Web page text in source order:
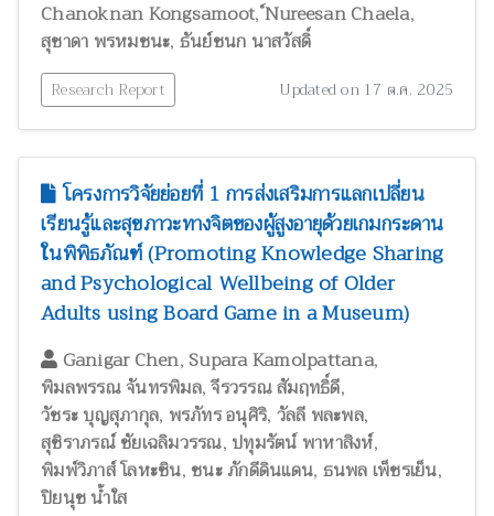
Chanoknan Kongsamoot,์Nureesan Chaela,
สุชาดา พรหมชนะ, ธันย์ชนก นาสวัสดิ์
Research Report Updated on 17 ต.ค. 2025
โครงการวิจัยย่อยที่ 1 การส่งเสริมการแลกเปลี่ยน
เรียนรู้และสุขภาวะทางจิตของผู้สูงอายุด้วยเกมกระดาน
ในพิพิธภัณฑ์ (Promoting Knowledge Sharing
and Psychological Wellbeing of Older
Adults using Board Game in a Museum)
Ganigar Chen, Supara Kamolpattana,
พิมลพรรณ จันทรพิมล,จีรวรรณ สัมฤทธิ์ดี,
วัชระ บุญสุภากุล, พรภัทร อนุศิริ, วัลลี พละพล,
สุชิราภรณ์ ชัยเฉลิมวรรณ, ปทุมรัตน์ พาหาสิงห์,
พิมพ์วิภาส์ โลหะชิน, ชนะ ภักดีดินแดน, ธนพล เพ็ชรเย็น,
ปิยนุช น้ำใส